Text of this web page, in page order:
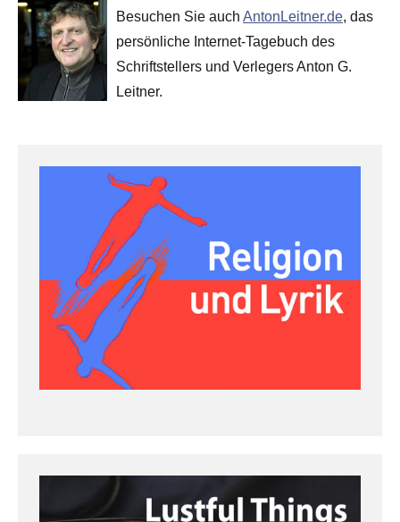
Besuchen Sie auch AntonLeitner.de, das
persönliche Internet-Tagebuch des
Schriftstellers und Verlegers Anton G.
Leitner.